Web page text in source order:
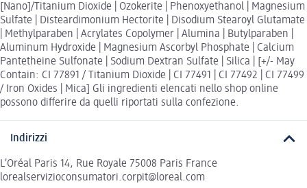
[Nano]/Titanium Dioxide | Ozokerite | Phenoxyethanol | Magnesium
Sulfate | Disteardimonium Hectorite | Disodium Stearoyl Glutamate
| Methylparaben | Acrylates Copolymer | Alumina | Butylparaben |
Aluminum Hydroxide | Magnesium Ascorbyl Phosphate | Calcium
Pantetheine Sulfonate | Sodium Dextran Sulfate | Silica | [+/- May
Contain: CI 77891 / Titanium Dioxide | CI 77491 | CI 77492 | CI 77499
/ Iron Oxides | Mica] Gli ingredienti elencati nello shop online
possono differire da quelli riportati sulla confezione.
Indirizzi
L’Oréal Paris 14, Rue Royale 75008 Paris France
lorealservizioconsumatori.corpit@loreal.com